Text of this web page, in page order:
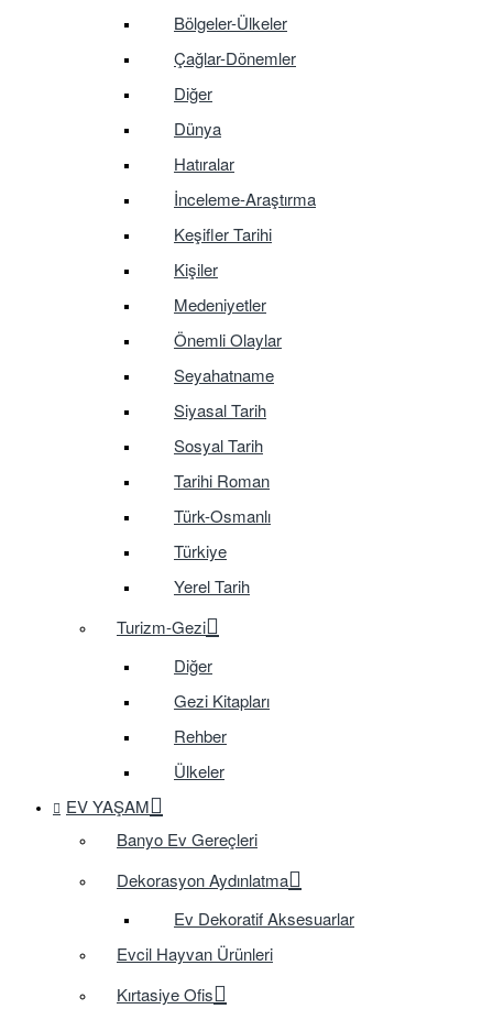
Bölgeler-Ülkeler
Çağlar-Dönemler
Diğer
Dünya
Hatıralar
İnceleme-Araştırma
Keşifler Tarihi
Kişiler
Medeniyetler
Önemli Olaylar
Seyahatname
Siyasal Tarih
Sosyal Tarih
Tarihi Roman
Türk-Osmanlı
Türkiye
Yerel Tarih
Turizm-Gezi
Diğer
Gezi Kitapları
Rehber
Ülkeler
EV YAŞAM
Banyo Ev Gereçleri
Dekorasyon Aydınlatma
Ev Dekoratif Aksesuarlar
Evcil Hayvan Ürünleri
Kırtasiye Ofis